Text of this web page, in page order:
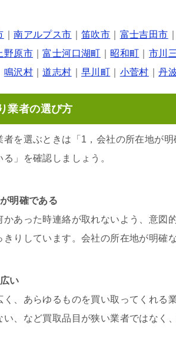
｜南アルプス市 ｜笛吹市 富士吉田市
野原市 ｜富士河口湖町 昭和町 市川
鳴沢村 ｜道志村 ｜早川町 小菅村 ｜丹
業者の選び方
者を選ぶときは「1，会社の所在地が
」を確認しましょう。
明確である
かあった時連絡が取れないよう、意図
りしています。会社の所在地が明確
い
く、あらゆるものを買い取ってくれる
い、など買取品目が狭い業者ではなく